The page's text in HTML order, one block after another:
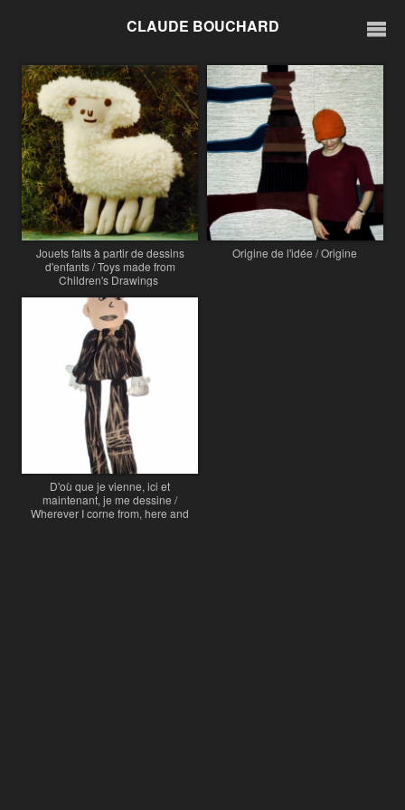
CLAUDE BOUCHARD
Jouets faits à partir de dessins
d'enfants / Toys made from
Children's Drawings
Origine de l'idée / Origine
D'où que je vienne, ici et
maintenant, je me dessine /
Wherever I corne from, here and